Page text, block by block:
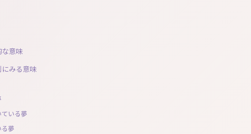
意味
みる意味
いる夢
夢